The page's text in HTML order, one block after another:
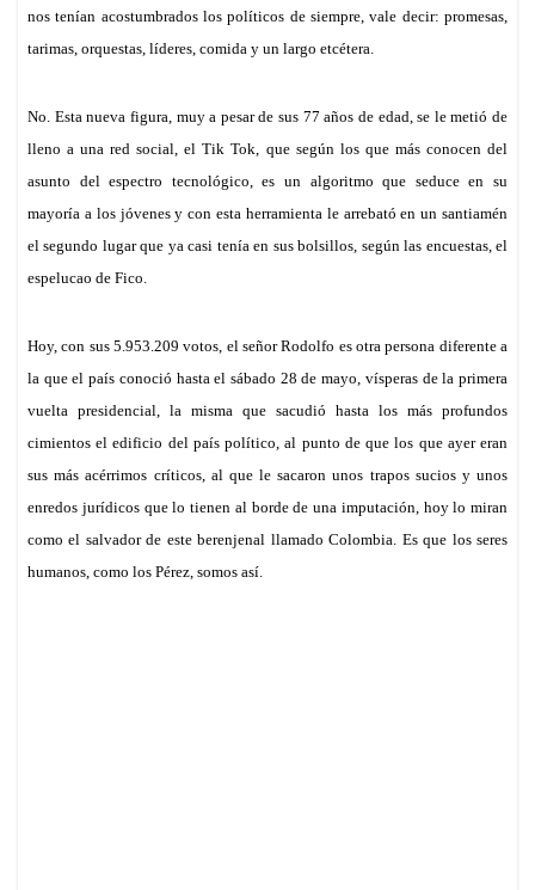
nos tenían acostumbrados los políticos de siempre, vale decir: promesas,
tarimas, orquestas, líderes, comida y un largo etcétera.
No. Esta nueva figura, muy a pesar de sus 77 años de edad, se le metió de
lleno a una red social, el Tik Tok, que según los que más conocen del
asunto delespectro tecnológico, es un algoritmo que seduce en su
mayoría a los jóvenes y con esta herramienta le arrebató en un santiamén
el segundo lugar que yacasi tenía en sus bolsillos, según las encuestas,el
espelucao de Fico.
Hoy, con sus 5.953.209 votos, el señor Rodolfo es otra persona diferente a
la que el país conoció hasta el sábado 28 de mayo, vísperas de la primera
vuelta presidencial, la misma que sacudió hasta los más profundos
cimientos el edificio del país político, al punto de que los que ayer eran
sus más acérrimos críticos, al que le sacaron unos trapos sucios y unos
enredos jurídicos que lo tienen al borde de una imputación, hoy lo miran
como el salvador de este berenjenal llamado Colombia. Es que los seres
humanos, como los Pérez, somos así.